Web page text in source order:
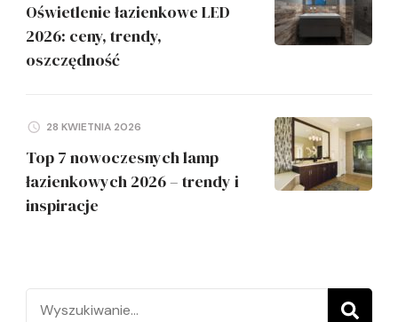
Oświetlenie łazienkowe LED
2026: ceny, trendy,
oszczędność
28 KWIETNIA 2026
Top 7 nowoczesnych lamp
łazienkowych 2026 – trendy i
inspiracje
Szukaj: